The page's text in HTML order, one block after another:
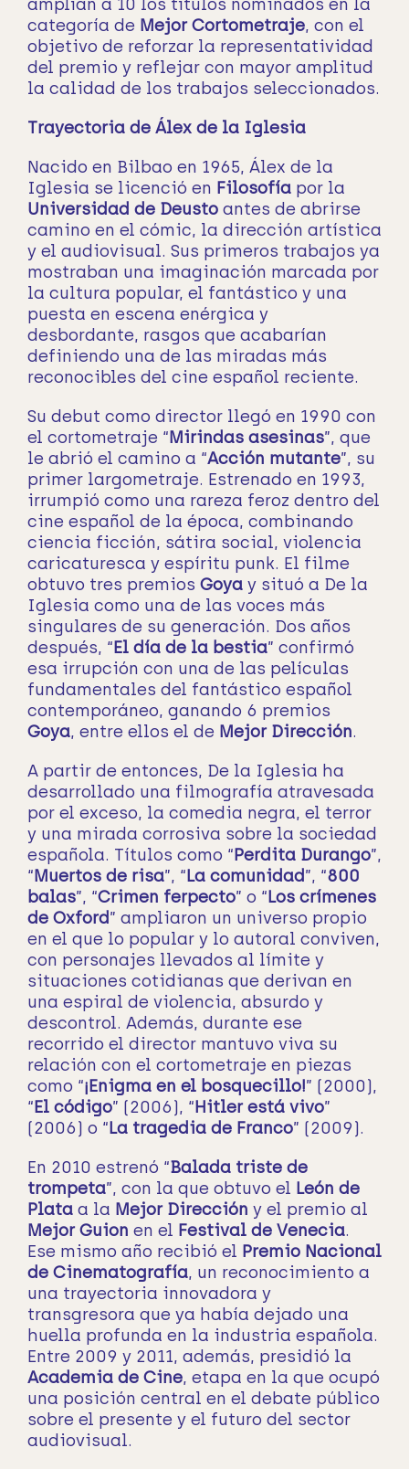
amplían a 10 los títulos nominados en la
categoría de Mejor Cortometraje, con el
objetivo de reforzar la representatividad
del premio y reflejar con mayor amplitud
la calidad de los trabajos seleccionados.
Trayectoria de Álex de la Iglesia
Nacido en Bilbao en 1965, Álex de la
Iglesia se licenció en Filosofíapor la
Universidad de Deustoantes de abrirse
camino en el cómic, la dirección artística
y el audiovisual. Sus primeros trabajos ya
mostraban una imaginación marcada por
la cultura popular, el fantástico y una
puesta en escena enérgica y
desbordante, rasgos que acabarían
definiendo una de las miradas más
reconocibles del cine español reciente.
Su debut como director llegó en 1990 con
el cortometraje “Mirindas asesinas”, que
le abrió el camino a “Acción mutante”, su
primer largometraje. Estrenado en 1993,
irrumpió como una rareza feroz dentro del
cine español de la época, combinando
ciencia ficción, sátira social, violencia
caricaturesca y espíritu punk. El filme
obtuvo tres premios Goyay situó a De la
Iglesia como una de las voces más
singulares de su generación. Dos años
después, “El día de la bestia” confirmó
esa irrupción con una de las películas
fundamentales del fantástico español
contemporáneo, ganando 6 premios
Goya, entre ellos el de Mejor Dirección.
A partir de entonces, De la Iglesia ha
desarrollado una filmografía atravesada
por el exceso, la comedia negra, el terror
y una mirada corrosiva sobre la sociedad
española. Títulos como “Perdita Durango”,
“Muertos de risa”, “La comunidad”, “800
balas”, “Crimen ferpecto” o “Los crímenes
de Oxford” ampliaron un universo propio
en el que lo popular y lo autoral conviven,
con personajes llevados al límite y
situaciones cotidianas que derivan en
una espiral de violencia, absurdo y
descontrol. Además, durante ese
recorrido el director mantuvo viva su
relación con el cortometraje en piezas
como “¡Enigma en el bosquecillo!” (2000),
“El código” (2006), “Hitler está vivo”
(2006) o “La tragedia de Franco” (2009).
En 2010 estrenó “Balada triste de
trompeta”, con la que obtuvo el León de
Plataa la Mejor Dirección y el premio al
Mejor Guion en el Festival de Venecia.
Ese mismo año recibió el Premio Nacional
de Cinematografía, un reconocimiento a
una trayectoria innovadora y
transgresora que ya había dejado una
huella profunda en la industria española.
Entre 2009 y 2011, además, presidió la
Academia de Cine, etapa en la que ocupó
una posición central en el debate público
sobre el presente y el futuro del sector
audiovisual.